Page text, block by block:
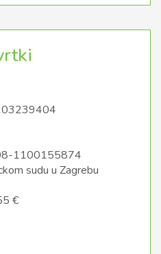
1100155874
sudu u Zagrebu
€